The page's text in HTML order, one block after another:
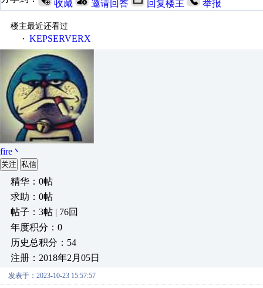
收藏 邀请回答 回复楼主 举报
楼主最近还看过
· KEPSERVERX
fire丶
关注 私信
精华：0帖
求助：0帖
帖子：3帖 | 76回
年度积分：0
历史总积分：54
注册：2018年2月05日
发表于：2023-10-23 15:57:57